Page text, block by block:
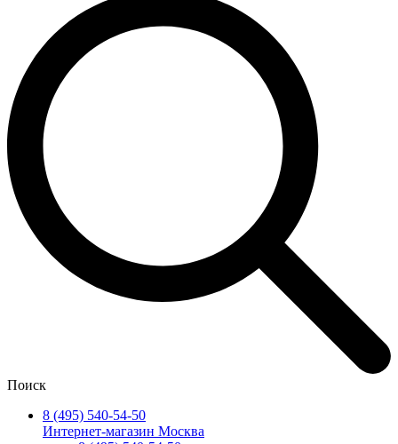
Поиск
8 (495) 540-54-50
Интернет-магазин Москва